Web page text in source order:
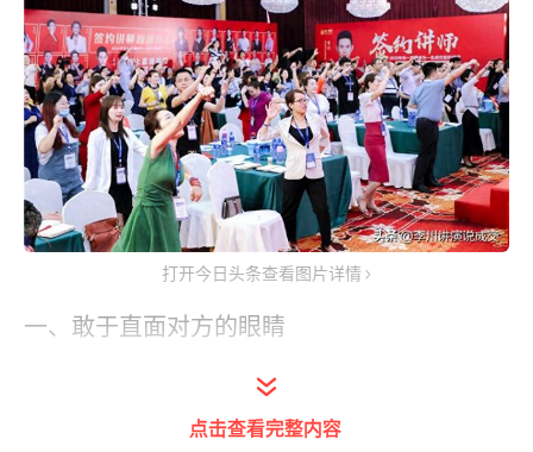
打开今日头条查看图片详情
一、敢于直面对方的眼睛
在与人沟通交流时，敢于直面对方的眼睛，眼
神坚定望着对方，不躲闪对方的眼睛，但凡在
点击查看完整内容